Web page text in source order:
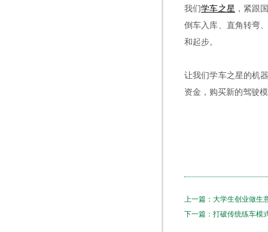
我们学车之星 ，紧跟
倒车入库、直角转弯
和起步。
让我们学车之星的机
资金，购买新的驾驶
上一篇：大学生创业做生
下一篇：打破传统练车模